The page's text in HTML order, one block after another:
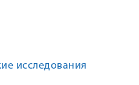
исследования